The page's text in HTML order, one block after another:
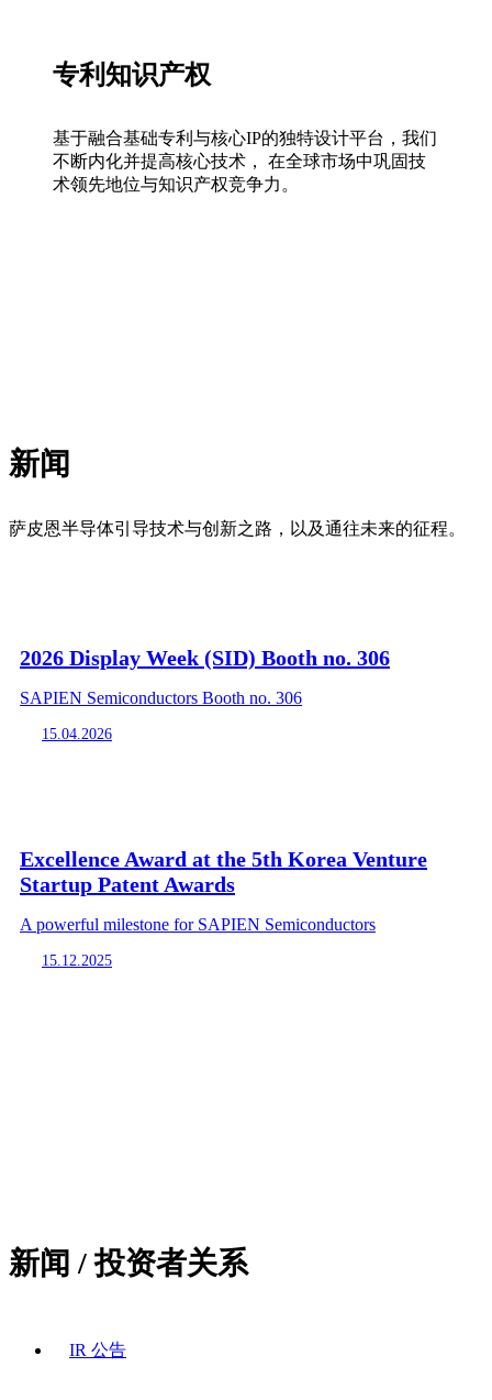
专利知识产权
基于融合基础专利与核心IP的独特设计平台，我们
不断内化并提高核心技术， 在全球市场中巩固技
术领先地位与知识产权竞争力。
新闻
萨皮恩半导体引导技术与创新之路，以及通往未来的征程。
2026 Display Week (SID) Booth no. 306
SAPIEN Semiconductors Booth no. 306
15.04.2026
Excellence Award at the 5th Korea Venture
Startup Patent Awards
A powerful milestone for SAPIEN Semiconductors
15.12.2025
新闻 / 投资者关系
IR 公告